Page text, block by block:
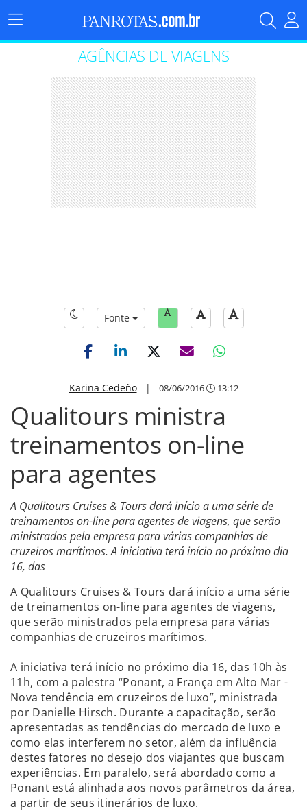
Menu
Principal
AGÊNCIAS DE VIAGENS
Fonte
Karina Cedeño| 08/06/2016 13:12
Qualitours ministra
treinamentos on-line
para agentes
A Qualitours Cruises & Tours dará início a uma série de
treinamentos on-line para agentes de viagens, que serão
ministrados pela empresa para várias companhias de
cruzeiros marítimos. A iniciativa terá início no próximo dia
16, das
A Qualitours Cruises & Tours dará início a uma série
de treinamentos on-line para agentes de viagens,
que serão ministrados pela empresa para várias
companhias de cruzeiros marítimos.
A iniciativa terá início no próximo dia 16, das 10h às
11h, com a palestra “Ponant, a França em Alto Mar -
Nova tendência em cruzeiros de luxo”, ministrada
por Danielle Hirsch. Durante a capacitação, serão
apresentadas as tendências do mercado de luxo e
como elas interferem no setor, além da influência
destes fatores no desejo dos viajantes que buscam
experiências. Em paralelo, será abordado como a
Ponant está alinhada aos novos parâmetros da área,
a partir de seus itinerários de luxo.